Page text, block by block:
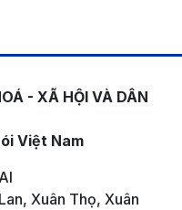
- XÃ HỘI VÀ DÂN
Việt Nam
Xuân Thọ, Xuân